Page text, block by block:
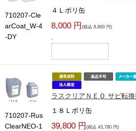
710207-Cle
arCoat_W-4
-DY
４Ｌポリ缶
8,000 円 (税込 8,800 円)
-
710207-Rus
ClearNEO-1
ラスクリアＮＥＯ サビ転換
１８Ｌポリ缶
39,800 円 (税込 43,780 円)